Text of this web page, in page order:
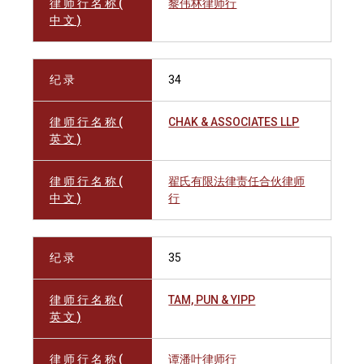
律 师 行 名 称 (
中 文 )
黎伟林律师行
纪 录 34
律 师 行 名 称 (
英 文 )
CHAK & ASSOCIATES LLP
律 师 行 名 称 (
中 文 )
翟氏有限法律责任合伙律师
行
纪 录 35
律 师 行 名 称 (
英 文 )
TAM, PUN & YIPP
律 师 行 名 称 ( 谭潘叶律师行